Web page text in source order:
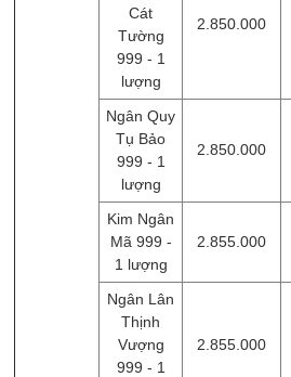
Cát
Tường
999 - 1
lượng
2.850.000
Ngân Quy
Tụ Bảo
999 - 1
lượng
2.850.000
Kim Ngân
Mã 999 -
1 lượng
2.855.000
Ngân Lân
Thịnh
Vượng
999 - 1
2.855.000